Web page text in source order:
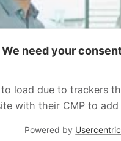
We need your
load due to trackers
with their CMP to
Powered by